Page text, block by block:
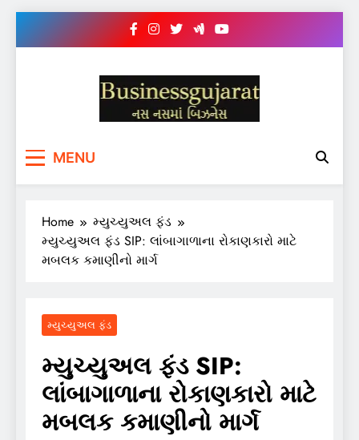
BUSINESS GUJARAT
MENU
Home
મ્યુચ્યુઅલ ફંડ
મ્યુચ્યુઅલ ફંડ SIP: લાંબાગાળાના રોકાણકારો માટે
મબલક કમાણીનો માર્ગ
મ્યુચ્યુઅલ ફંડ
મ્યુચ્યુઅલ ફંડ SIP:
લાંબાગાળાના રોકાણકારો માટે
મબલક કમાણીનો માર્ગ